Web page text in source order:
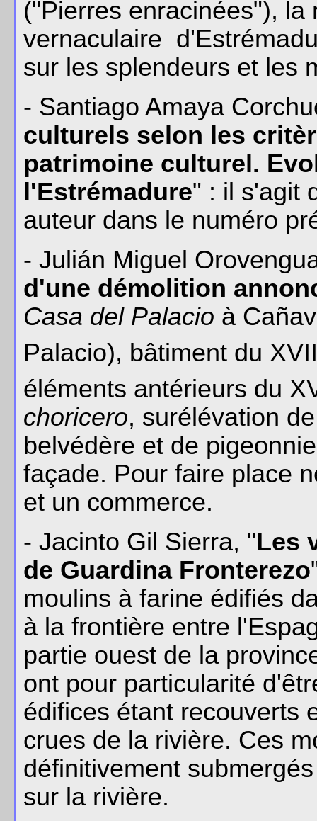
("Pierres enracinées"),
vernaculaire
sur les splendeurs et les
- Santiago Amaya
culturels selon les
patrimoine culturel.
l'Estrémadure" : il s'agit
auteur dans le numéro
- Julián Miguel
d'une démolition
Casa del Palacio à
Palacio), bâtiment du
éléments antérieurs du
choricero, surélévation
belvédère et de
façade. Pour faire place
et un commerce.
- Jacinto Gil Sierra, "Les
de Guardina Fronterezo
moulins à farine édifiés
à la frontière entre
partie ouest de la
ont pour particularité
édifices étant recouverts
crues de la rivière. Ces
définitivement
sur la rivière.